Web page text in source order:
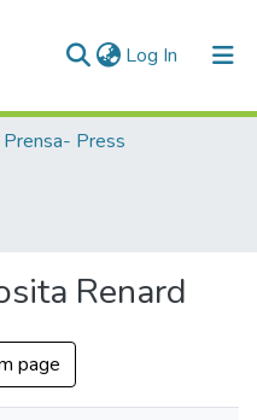
Log In (current)
Prensa- Press
Renard
page